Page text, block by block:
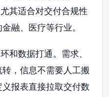
其适合对交付合规性
融、医疗等行业。
和数据打通。需求、
，信息不需要人工搬
报表直接拉取交付数